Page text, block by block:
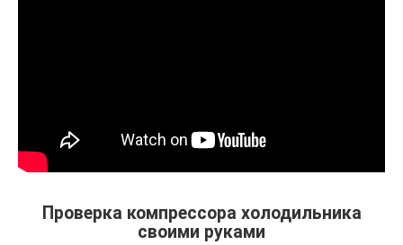
Проверка компрессора холодильника
своими руками